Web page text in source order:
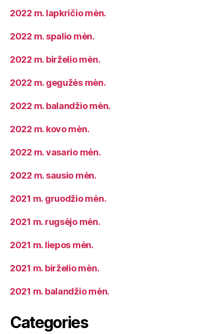
2022 m. lapkričio mėn.
2022 m. spalio mėn.
2022 m. birželio mėn.
2022 m. gegužės mėn.
2022 m. balandžio mėn.
2022 m. kovo mėn.
2022 m. vasario mėn.
2022 m. sausio mėn.
2021 m. gruodžio mėn.
2021 m. rugsėjo mėn.
2021 m. liepos mėn.
2021 m. birželio mėn.
2021 m. balandžio mėn.
Categories